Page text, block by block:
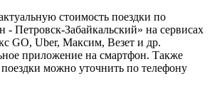
стоимость поездки по
- Петровск-Забайкальский» на сервисах
GO, Uber, Максим, Везет и др.
приложение на смартфон. Также
можно уточнить по телефону